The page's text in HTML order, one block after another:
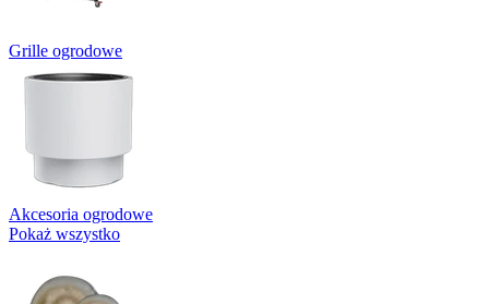
Grille ogrodowe
Akcesoria ogrodowe
Pokaż wszystko